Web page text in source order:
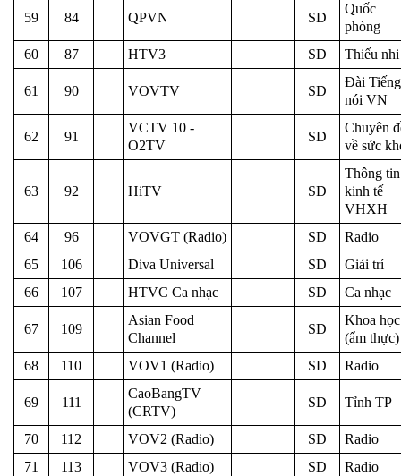
59 84 QPVN SD
Quốc
phòng
60
87 HTV3 SD Thiếu nhi
61 90 VOVTV SD
Đài Tiếng
nói VN
62 91
VCTV 10 -
O2TV
SD
Chuyên
về sức
63 92 HiTV SD
Thông tin
kinh tế
VHXH
64
96 VOVGT (Radio) SD
Radio
65
106 Diva Universal SD
Giải trí
66
107 HTVC Ca nhạc SD Ca nhạc
67 109
Asian Food
Channel
SD
Khoa học
(ẩm thực)
68
110 VOV1 (Radio) SD Radio
69 111
CaoBangTV
(CRTV)
SD Tỉnh TP
70 112 VOV2 (Radio) SD
Radio
71
113 VOV3 (Radio) SD Radio